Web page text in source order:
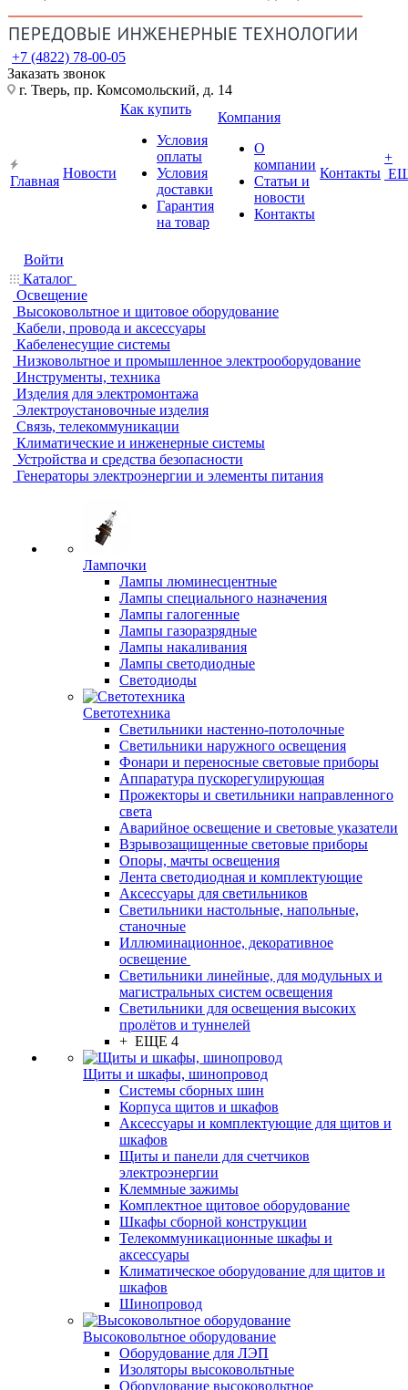
+7 (4822) 78-00-05
Заказать звонок
г. Тверь, пр. Комсомольский, д. 14
Главная
Новости
Как купить
Условия
оплаты
Условия
доставки
Гарантия
на товар
Компания
О
компании
Статьи и
новости
Контакты
Контакты
+
Войти
Каталог
Освещение
Высоковольтное и щитовое оборудование
Кабели, провода и аксессуары
Кабеленесущие системы
Низковольтное и промышленное электрооборудование
Инструменты, техника
Изделия для электромонтажа
Электроустановочные изделия
Связь, телекоммуникации
Климатические и инженерные системы
Устройства и средства безопасности
Генераторы электроэнергии и элементы питания
Лампочки
Лампы люминесцентные
Лампы специального назначения
Лампы галогенные
Лампы газоразрядные
Лампы накаливания
Лампы светодиодные
Светодиоды
Светотехника
Светильники настенно-потолочные
Светильники наружного освещения
Фонари и переносные световые приборы
Аппаратура пускорегулирующая
Прожекторы и светильники направленного
света
Аварийное освещение и световые указатели
Взрывозащищенные световые приборы
Опоры, мачты освещения
Лента светодиодная и комплектующие
Аксессуары для светильников
Светильники настольные, напольные,
станочные
Иллюминационное, декоративное
освещение
Светильники линейные, для модульных и
магистральных систем освещения
Светильники для освещения высоких
пролётов и туннелей
+ ЕЩЕ 4
Щиты и шкафы, шинопровод
Системы сборных шин
Корпуса щитов и шкафов
Аксессуары и комплектующие для щитов и
шкафов
Щиты и панели для счетчиков
электроэнергии
Клеммные зажимы
Комплектное щитовое оборудование
Шкафы сборной конструкции
Телекоммуникационные шкафы и
аксессуары
Климатическое оборудование для щитов и
шкафов
Шинопровод
Высоковольтное оборудование
Оборудование для ЛЭП
Изоляторы высоковольтные
Оборудование высоковольтное